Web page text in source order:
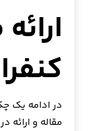
در ادامه یک
مقاله و